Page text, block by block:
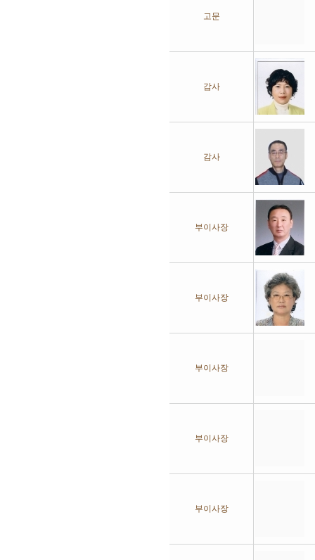
고문
감사
감사
부이사장
부이사장
부이사장
부이사장
부이사장